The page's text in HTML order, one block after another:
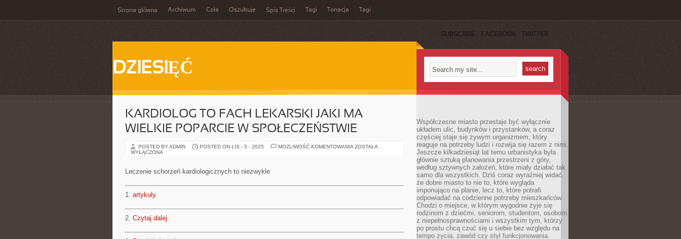
Strona główna Archiwum Cola Oszukuje Spis Treści Tagi Tonacja Tagi
SUBSCRIBE FACEBOOK TWITTER
DZIESIĘĆ
KARDIOLOG TO FACH LEKARSKI JAKI MA
WIELKIE POPARCIE W SPOŁECZEŃSTWIE
POSTED BY ADMIN POSTED ON LIS - 5 - 2025 MOŻLIWOŚĆ KOMENTOWANIA KARDIOLOG
POPARCIE
ZOSTAŁA
WYŁĄCZONA
Leczenie schorzeń kardiologicznych to niezwykle
1. artykuly
2. Czytaj dalej
Współczesne miasto przestaje być wyłącznie
układem ulic, budynków i przystanków, a coraz
częściej staje się żywym organizmem, który
reaguje na potrzeby ludzi i rozwija się razem z nimi.
Jeszcze kilkadziesiąt lat temu urbanistyka była
głównie sztuką planowania przestrzeni z góry,
według sztywnych założeń, które miały działać tak
samo dla wszystkich. Dziś coraz wyraźniej widać,
że dobre miasto to nie to, które wygląda
imponująco na planie, lecz to, które potrafi
odpowiadać na codzienne potrzeby mieszkańców.
Chodzi o miejsce, w którym wygodnie żyje się
rodzinom z dziećmi, seniorom, studentom, osobom
z niepełnosprawnościami i wszystkim tym, którzy
po prostu chcą czuć się u siebie bez względu na
tempo życia, zawód czy styl funkcjonowania.